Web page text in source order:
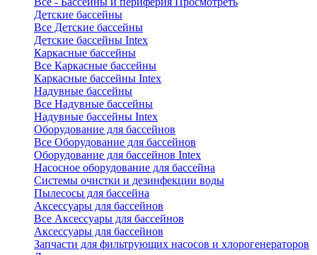
Детские бассейны
Все Детские бассейны
Детские бассейны Intex
Каркасные бассейны
Все Каркасные бассейны
Каркасные бассейны Intex
Надувные бассейны
Все Надувные бассейны
Надувные бассейны Intex
Оборудование для бассейнов
Все Оборудование для бассейнов
Оборудование для бассейнов Intex
Насосное оборудование для бассейна
Системы очистки и дезинфекции воды
Пылесосы для бассейна
Аксессуары для бассейнов
Все Аксессуары для бассейнов
Аксессуары для бассейнов
Запчасти для фильтрующих насосов и хлорогенераторов